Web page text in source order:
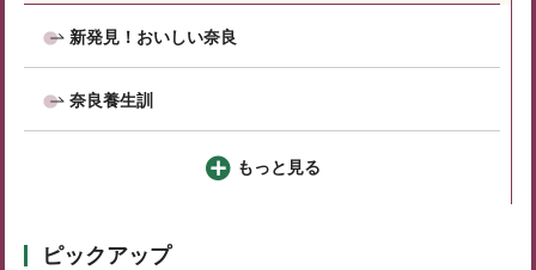
新発見！おいしい奈良
奈良養生訓
もっと見る
ピックアップ